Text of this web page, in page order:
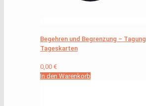
Begehren und Begrenzung – Tagung
Tageskarten
0,00 €
In den Warenkorb